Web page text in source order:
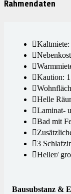
Rahmendaten
Kaution:
Helle
Laminat-
Bad mit
3
Heller/
Bausubstanz &